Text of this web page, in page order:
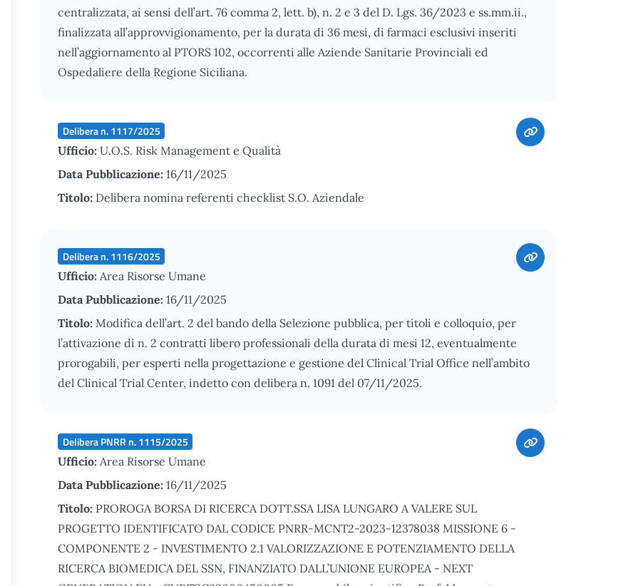
centralizzata, ai sensi dell’art. 76 comma 2, lett. b), n. 2 e 3 del D. Lgs. 36/2023 e ss.mm.ii.,
finalizzata all’approvvigionamento, per la durata di 36 mesi, di farmaci esclusivi inseriti
nell’aggiornamento al PTORS 102, occorrenti alle Aziende Sanitarie Provinciali ed
Ospedaliere della Regione Siciliana.
Delibera n. 1117/2025
Ufficio: U.O.S. Risk Management e Qualità
Data Pubblicazione: 16/11/2025
Titolo: Delibera nomina referenti checklist S.O. Aziendale
Delibera n. 1116/2025
Ufficio: Area Risorse Umane
Data Pubblicazione: 16/11/2025
Titolo: Modifica dell’art. 2 del bando della Selezione pubblica, per titoli e colloquio, per
l’attivazione di n. 2 contratti libero professionali della durata di mesi 12, eventualmente
prorogabili, per esperti nella progettazione e gestione del Clinical Trial Office nell’ambito
del Clinical Trial Center, indetto con delibera n. 1091 del 07/11/2025.
Delibera PNRR n. 1115/2025
Ufficio: Area Risorse Umane
Data Pubblicazione: 16/11/2025
Titolo: PROROGA BORSA DI RICERCA DOTT.SSA LISA LUNGARO A VALERE SUL
PROGETTO IDENTIFICATO DAL CODICE PNRR-MCNT2-2023-12378038 MISSIONE 6 -
COMPONENTE 2 - INVESTIMENTO 2.1 VALORIZZAZIONE E POTENZIAMENTO DELLA
RICERCA BIOMEDICA DEL SSN, FINANZIATO DALL’UNIONE EUROPEA - NEXT